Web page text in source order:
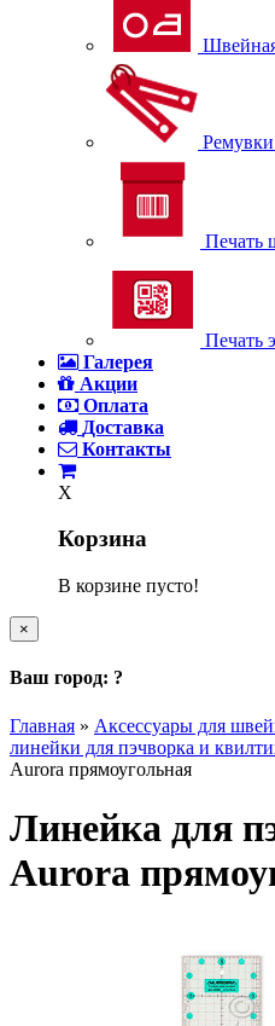
Ремувки
Печать
Печать
Галерея
Акции
Оплата
Доставка
Контакты
X
Корзина
В корзине пусто!
×
Ваш город: ?
Главная » Аксессуары для
линейки для пэчворка и
Aurora прямоугольная
Линейка для
Aurora